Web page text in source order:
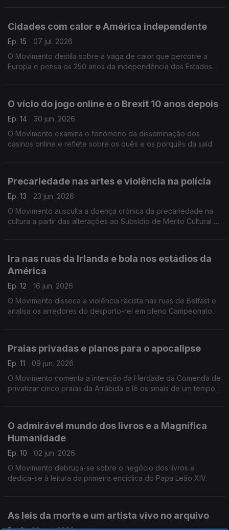
Cidades com calor e América independente
Ep. 15
07 jul. 2026
O Movimento destila sobre a vaga de calor que percorre a
Europa e pensa os 250 anos da independência dos Estados
O vício do jogo online e o Brexit 10 anos depois
Ep. 14
30 jun. 2026
O Movimento examina o fenómeno da disseminação dos
casinos online e reflete sobre os quês e os porquês da saída
Precariedade nas artes e violência na polícia
Ep. 13
23 jun. 2026
O Movimento ausculta a doença crónica da precariedade na
cultura a partir das alterações ao Subsídio de Mérito Cultural e
Ira nas ruas da Irlanda e bola nos estádios da
América
Ep. 12
16 jun. 2026
O Movimento disseca a violência racista nas ruas de Belfast e
analisa os arredores do desporto-rei em pleno Campeonato
Praias privadas e planos para o apocalipse
Ep. 11
09 jun. 2026
O Movimento comenta a intenção da Herdade da Comenda de
privatizar cinco praias da Arrábida e lê os sinais de um tempo
O admirável mundo dos livros e a Magnífica
Humanidade
Ep. 10
02 jun. 2026
O Movimento debruça-se sobre o negócio dos livros e
dedica-se à leitura da primeira encíclica do Papa Leão XIV.
As leis da morte e um artista vivo no arquivo